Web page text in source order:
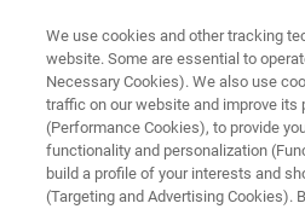
X-RAY FLUORESCENCE (XRF) WEBINAR
Elementanalyse
petrochemische
We use cookies and other tracking
website. Some are essential to
Necessary Cookies). We also use
traffic on our website and improve its
(Performance Cookies), to provide
functionality and personalization
build a profile of your interests and
(Targeting and Advertising Cookies).